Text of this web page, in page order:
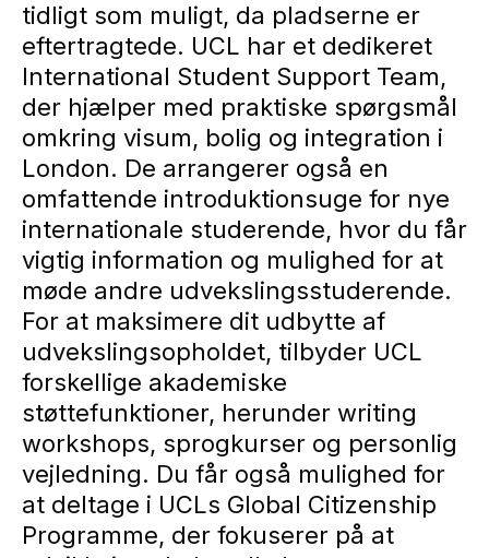
tidligt som muligt, da pladserne er
eftertragtede. UCL har et dedikeret
International Student Support Team,
der hjælper med praktiske spørgsmål
omkring visum, bolig og integration i
London. De arrangerer også en
omfattende introduktionsuge for nye
internationale studerende, hvor du får
vigtig information og mulighed for at
møde andre udvekslingsstuderende.
For at maksimere dit udbytte af
udvekslingsopholdet, tilbyder UCL
forskellige akademiske
støttefunktioner, herunder writing
workshops, sprogkurser og personlig
vejledning. Du får også mulighed for
at deltage i UCLs Global Citizenship
Programme, der fokuserer på at